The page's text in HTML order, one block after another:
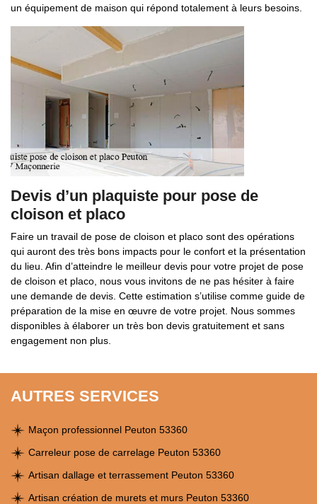
un équipement de maison qui répond totalement à leurs besoins.
Devis d’un plaquiste pour pose de
cloison et placo
Faire un travail de pose de cloison et placo sont des opérations
qui auront des très bons impacts pour le confort et la présentation
du lieu. Afin d’atteindre le meilleur devis pour votre projet de pose
de cloison et placo, nous vous invitons de ne pas hésiter à faire
une demande de devis. Cette estimation s’utilise comme guide de
préparation de la mise en œuvre de votre projet. Nous sommes
disponibles à élaborer un très bon devis gratuitement et sans
engagement non plus.
AUTRES SERVICES
Maçon professionnel Peuton 53360
Carreleur pose de carrelage Peuton 53360
Artisan dallage et terrassement Peuton 53360
Artisan création de murets et murs Peuton 53360